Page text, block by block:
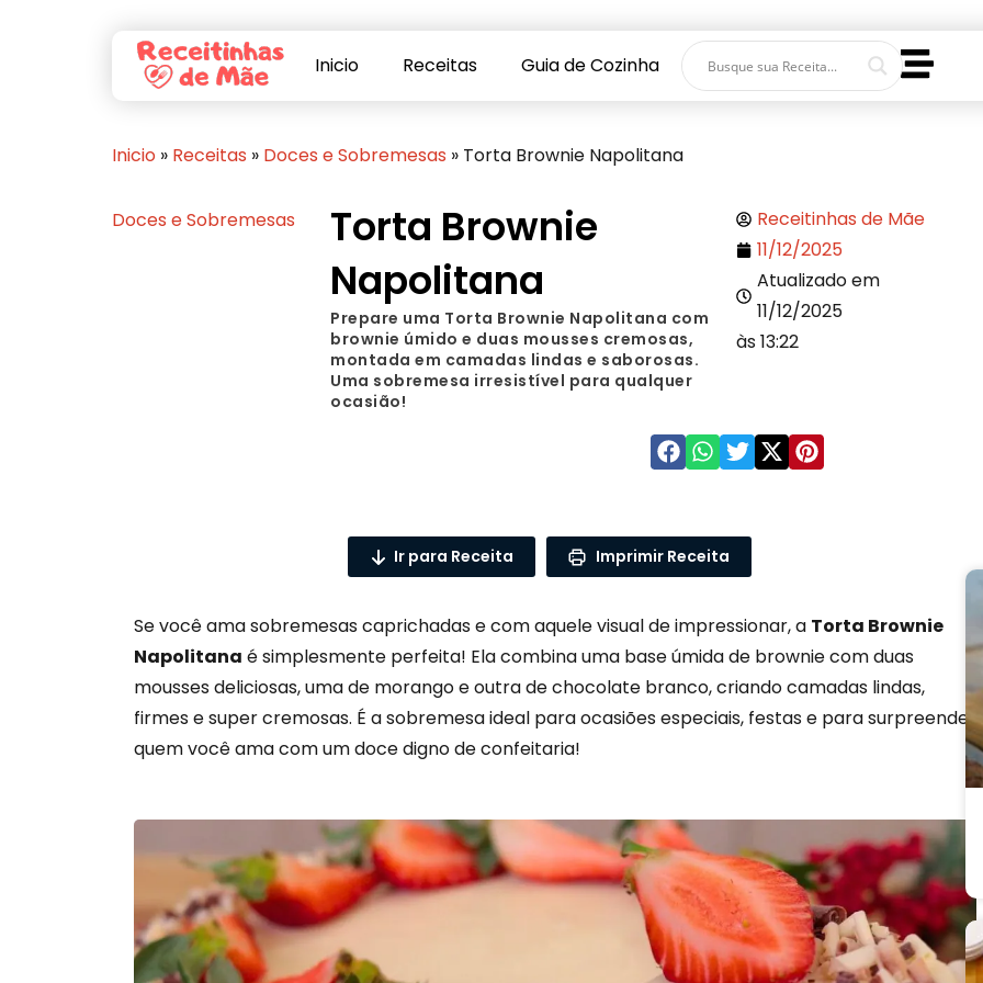
Inicio Receitas Guia de Cozinha
Inicio » Receitas » Doces e Sobremesas » Torta Brownie Napolitana
Doces e Sobremesas
Torta Brownie
Napolitana
Prepare uma Torta Brownie Napolitana com
brownie úmido e duas mousses cremosas,
montada em camadas lindas e saborosas.
Uma sobremesa irresistível para qualquer
ocasião!
Receitinhas de Mãe
11/12/2025
Atualizado em
11/12/2025
às 13:22
Ir para Receita Imprimir Receita
Se você ama sobremesas caprichadas e com aquele visual de impressionar, a Torta Brownie
Napolitana é simplesmente perfeita! Ela combina uma base úmida de brownie com duas
mousses deliciosas, uma de morango e outra de chocolate branco, criando camadas lindas,
firmes e super cremosas. É a sobremesa ideal para ocasiões especiais, festas e para surpreender
quem você ama com um doce digno de confeitaria!